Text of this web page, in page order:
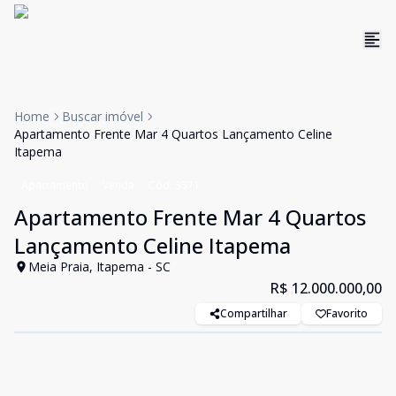
Home
Buscar imóvel
Apartamento Frente Mar 4 Quartos Lançamento Celine
Itapema
Apartamento Frente Mar 4 Quartos
Lançamento Celine Itapema
Meia Praia, Itapema - SC
R$ 12.000.000,00
Compartilhar Favorito